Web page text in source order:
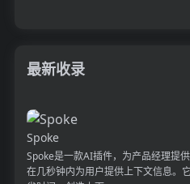
最新收录
Spoke
Spoke是一款AI插件，为产品经理提
在几秒钟内为用户提供上下文信息。